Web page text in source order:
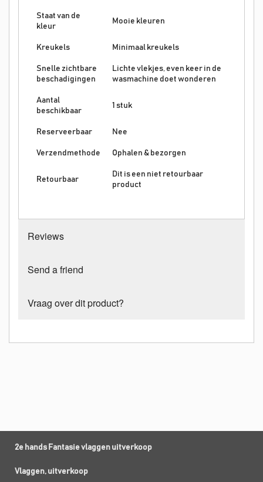
Staat van de
kleur
Mooie kleuren
Kreukels Minimaal kreukels
Snelle zichtbare
beschadigingen
Lichte vlekjes, even keer in de
wasmachine doet wonderen
Aantal
beschikbaar
1 stuk
Reserveerbaar Nee
Verzendmethode Ophalen & bezorgen
Retourbaar
Dit is een niet retourbaar
product
Reviews
Send a friend
Vraag over dit product?
2e hands Fantasie vlaggen uitverkoop
Vlaggen, uitverkoop